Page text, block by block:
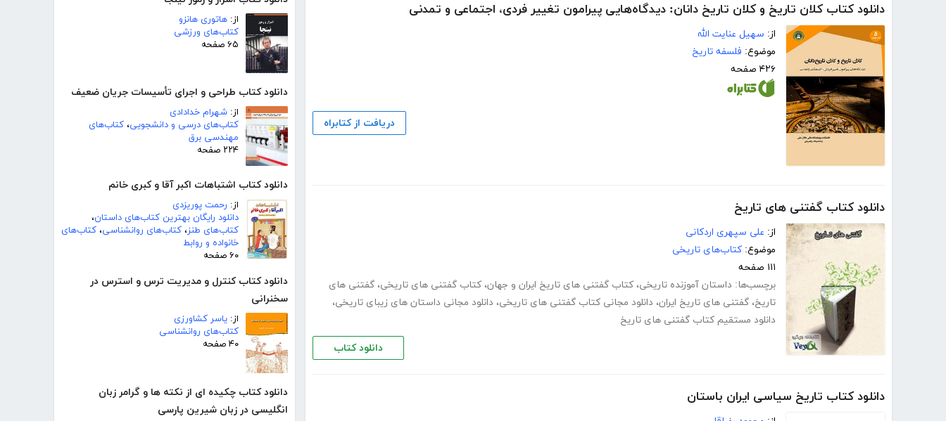
از: هاتوری هانزو
کتاب‌های ورزشی
۶۵ صفحه
دانلود کتاب طراحی و اجرای تأسیسات جریان ضعیف
از: شهرام خدادادی
کتاب‌های درسی و دانشجویی، کتاب‌های
مهندسی برق
۲۲۴ صفحه
دانلود کتاب اشتباهات اکبر آقا و کبری خانم
از: رحمت پوریزدی
دانلود رایگان بهترین کتاب‌های داستان،
کتاب‌های طنز، کتاب‌های روانشناسی، کتاب‌های
خانواده و روابط
۶۰ صفحه
دانلود کتاب کنترل و مدیریت ترس و استرس در
سخنرانی
از: یاسر کشاورزی
کتاب‌های روانشناسی
۴۰ صفحه
دانلود کتاب چکیده ای از نکته ها و گرامر زبان
انگلیسی در زبان شیرین پارسی
دانلود کتاب کلان تاریخ و کلان تاریخ دانان: دیدگاه‌هایی پیرامون تغییر فردی، اجتماعی و تمدنی
از: سهیل عنایت الله
موضوع: فلسفه تاریخ
۴۲۶ صفحه
دریافت از کتابراه
دانلود کتاب گفتنی های تاریخ
از: علی سپهری اردکانی
موضوع: کتاب‌های تاریخی
۱۱۱ صفحه
برچسب‌ها: داستان آموزنده تاریخی، کتاب گفتنی های تاریخ ایران و جهان، کتاب گفتنی های تاریخی، گفتنی های
تاریخ، گفتنی های تاریخ ایران، دانلود مجانی کتاب گفتنی های تاریخی، دانلود مجانی داستان های زیبای تاریخی،
دانلود مستقیم کتاب گفتنی های تاریخ
دانلود کتاب
دانلود کتاب تاریخ سیاسی ایران باستان